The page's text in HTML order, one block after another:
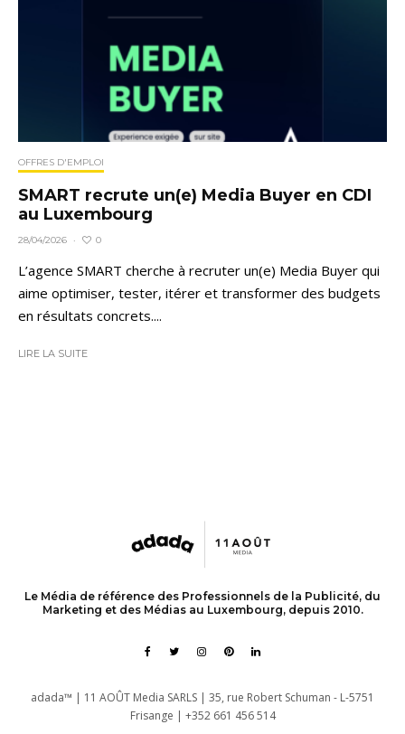
OFFRES D'EMPLOI
SMART recrute un(e) Media Buyer en CDI
au Luxembourg
28/04/2026 · 0
L’agence SMART cherche à recruter un(e) Media Buyer qui
aime optimiser, tester, itérer et transformer des budgets
en résultats concrets....
LIRE LA SUITE
Le Média de référence des Professionnels de la Publicité, du
Marketing et des Médias au Luxembourg, depuis 2010.
adada™ | 11 AOÛT Media SARLS | 35, rue Robert Schuman - L-5751
Frisange | +352 661 456 514